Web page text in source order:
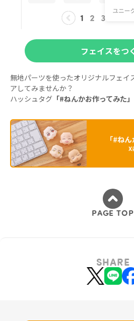
フェイスをつ
無地パーツを使ったオリジナルフェイ
アしてみませんか？
ハッシュタグ 「#ねんかお作ってみた」
PAGE TOP
SHARE